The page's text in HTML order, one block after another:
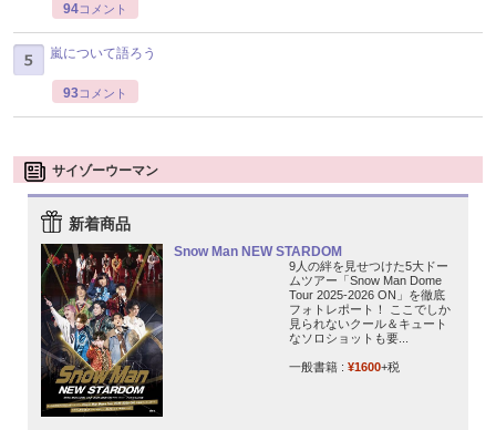
94コメント
嵐について語ろう
93コメント
サイゾーウーマン
新着商品
Snow Man NEW STARDOM
9人の絆を見せつけた5大ドー
ムツアー「Snow Man Dome
Tour 2025-2026 ON」を徹底
フォトレポート！ ここでしか
見られないクール＆キュート
なソロショットも要...
一般書籍 : ¥1600+税